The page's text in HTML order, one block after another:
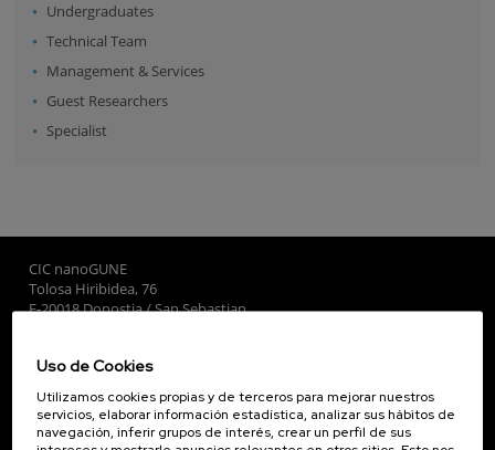
Undergraduates
Technical Team
Management & Services
Guest Researchers
Specialist
CIC nanoGUNE
Tolosa Hiribidea, 76
E-20018 Donostia / San Sebastian
Subscribe to our Newsletter
nanoGUNE
Uso de Cookies
Utilizamos cookies propias y de terceros para mejorar nuestros
servicios, elaborar información estadística, analizar sus hábitos de
navegación, inferir grupos de interés, crear un perfil de sus